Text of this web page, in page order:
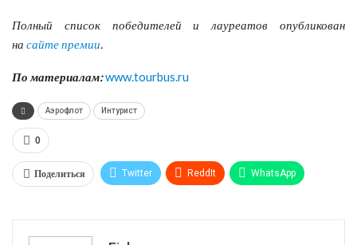
Полный список победителей и лауреатов опубликован
на сайте премии.
По материалам:www.tourbus.ru
Аэрофлот Интурист
0
Поделиться Twitter ReddIt WhatsApp